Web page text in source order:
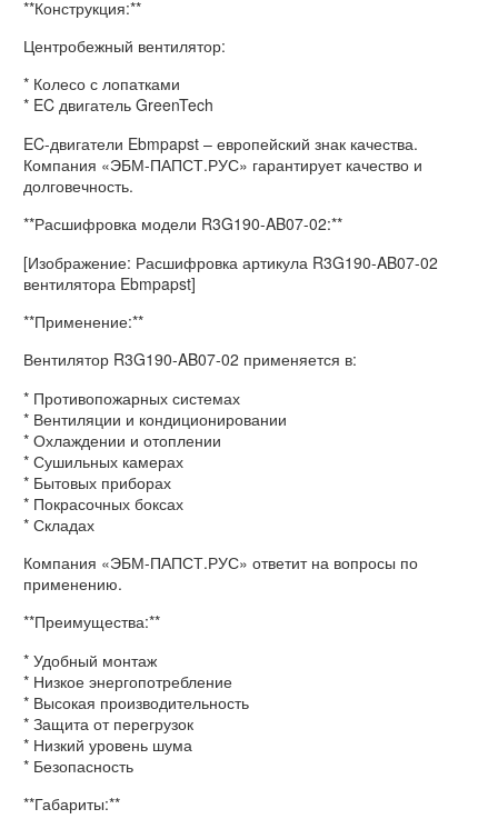
**Конструкция:**
Центробежный вентилятор:
* Колесо с лопатками
* EC двигатель GreenTech
EC-двигатели Ebmpapst – европейский знак качества.
Компания «ЭБМ-ПАПСТ.РУС» гарантирует качество и
долговечность.
**Расшифровка модели R3G190-AB07-02:**
[Изображение: Расшифровка артикула R3G190-AB07-02
вентилятора Ebmpapst]
**Применение:**
Вентилятор R3G190-AB07-02 применяется в:
* Противопожарных системах
* Вентиляции и кондиционировании
* Охлаждении и отоплении
* Сушильных камерах
* Бытовых приборах
* Покрасочных боксах
* Складах
Компания «ЭБМ-ПАПСТ.РУС» ответит на вопросы по
применению.
**Преимущества:**
* Удобный монтаж
* Низкое энергопотребление
* Высокая производительность
* Защита от перегрузок
* Низкий уровень шума
* Безопасность
**Габариты:**